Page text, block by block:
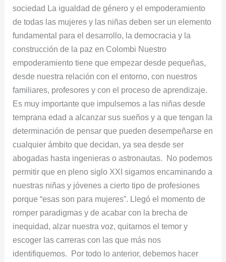
sociedad La igualdad de género y el empoderamiento
de todas las mujeres y las niñas deben ser un elemento
fundamental para el desarrollo, la democracia y la
construcción de la paz en Colombi Nuestro
empoderamiento tiene que empezar desde pequeñas,
desde nuestra relación con el entorno, con nuestros
familiares, profesores y con el proceso de aprendizaje.
Es muy importante que impulsemos a las niñas desde
temprana edad a alcanzar sus sueños y a que tengan la
determinación de pensar que pueden desempeñarse en
cualquier ámbito que decidan, ya sea desde ser
abogadas hasta ingenieras o astronautas. No podemos
permitir que en pleno siglo XXI sigamos encaminando a
nuestras niñas y jóvenes a cierto tipo de profesiones
porque “esas son para mujeres”. Llegó el momento de
romper paradigmas y de acabar con la brecha de
inequidad, alzar nuestra voz, quitarnos el temor y
escoger las carreras con las que más nos
identifiquemos. Por todo lo anterior, debemos hacer